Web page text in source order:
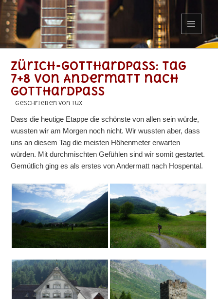
UND
Zürich-Gotthardpass: Tag
7+8 von Andermatt nach
Gotthardpass
geschrieben von Tux
Dass die heutige Etappe die schönste von allen sein würde,
wussten wir am Morgen noch nicht. Wir wussten aber, dass
uns an diesem Tag die meisten Höhenmeter erwarten
würden. Mit durchmischten Gefühlen sind wir somit gestartet.
Gemütlich ging es als erstes von Andermatt nach Hospental.